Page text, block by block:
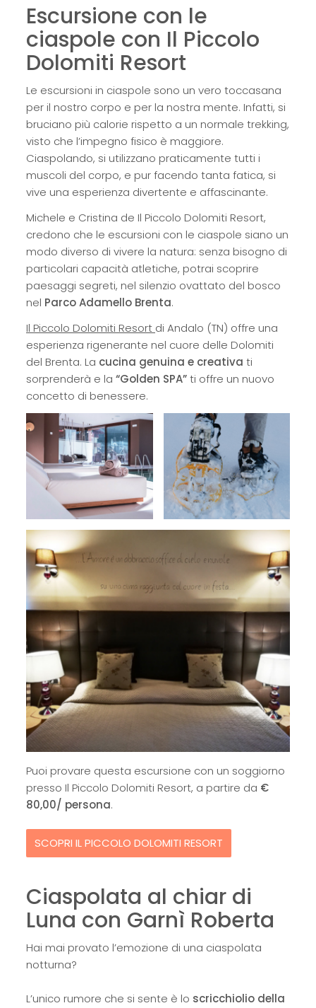
Escursione con le
ciaspole con Il Piccolo
Dolomiti Resort
Le escursioni in ciaspole sono un vero toccasana
per il nostro corpo e per la nostra mente. Infatti, si
bruciano più calorie rispetto a un normale trekking,
visto che l’impegno fisico è maggiore.
Ciaspolando, si utilizzano praticamente tutti i
muscoli del corpo, e pur facendo tanta fatica, si
vive una esperienza divertente e affascinante.
Michele e Cristina de Il Piccolo Dolomiti Resort,
credono che le escursioni con le ciaspole siano un
modo diverso di vivere la natura: senza bisogno di
particolari capacità atletiche, potrai scoprire
paesaggi segreti, nel silenzio ovattato del bosco
nel Parco Adamello Brenta.
Il Piccolo Dolomiti Resort di Andalo (TN) offre una
esperienza rigenerante nel cuore delle Dolomiti
del Brenta. La cucina genuina e creativa ti
sorprenderà e la “Golden SPA”ti offre un nuovo
concetto di benessere.
Puoi provare questa escursione con un soggiorno
presso Il Piccolo Dolomiti Resort, a partire da €
80,00/ persona.
SCOPRI IL PICCOLO DOLOMITI RESORT
Ciaspolata al chiar di
Luna con Garnì Roberta
Hai mai provato l’emozione di una ciaspolata
notturna?
L’unico rumore che si sente è lo scricchiolio della